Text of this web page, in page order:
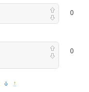
0
0
↑